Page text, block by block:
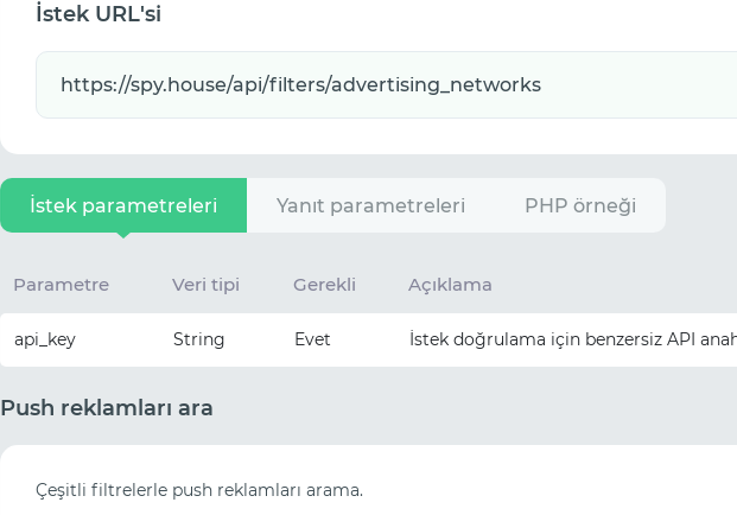
İstek URL'si
İstek parametreleri Yanıt parametreleri PHP örneği
Parametre Veri tipi Gerekli Açıklama
api_key String Evet İstek doğrulama için benzersiz API
Push reklamları ara
Çeşitli filtrelerle push reklamları arama.